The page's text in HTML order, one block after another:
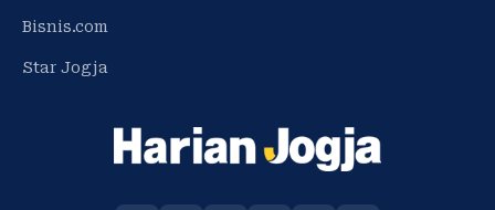
Bisnis.com
Star Jogja